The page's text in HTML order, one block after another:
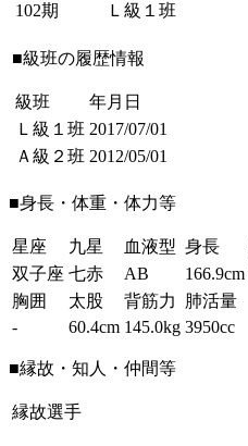
102期
Ｌ級１班
■級班の履歴情報
級班
年月日
Ｌ級１班 2017/07/01
Ａ級２班 2012/05/01
■身長・体重・体力等
星座 九星 血液型 身長
双子座 七赤 AB 166.9cm
胸囲
太股 背筋力
肺活量
-
60.4cm 145.0kg 3950cc
■縁故・知人・仲間等
縁故選手